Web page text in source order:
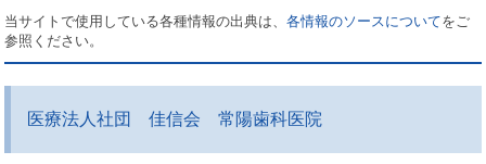
当サイトで使用している各種情報の出典は、各情報のソースについてをご
参照ください。
医療法人社団 佳信会 常陽歯科医院